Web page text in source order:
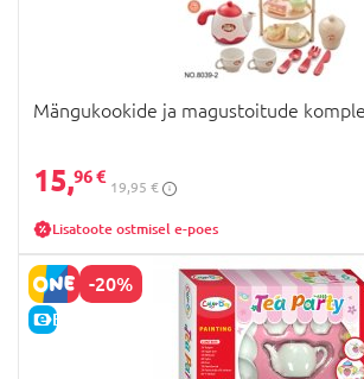
Mängukookide ja magustoitude
15,96 €
19,95 €
Lisatoote ostmisel e-poes
-20%
E-HIND